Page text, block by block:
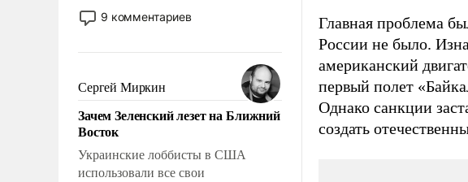
изменений. То, что несколько лет
назад было образом для
9 комментариев
Сергей Миркин
Зачем Зеленский лезет на Ближний
Восток
Украинские лоббисты в США
использовали все свои
Главная проблема
России не было.
американский
первый полет
Однако санкции
создать